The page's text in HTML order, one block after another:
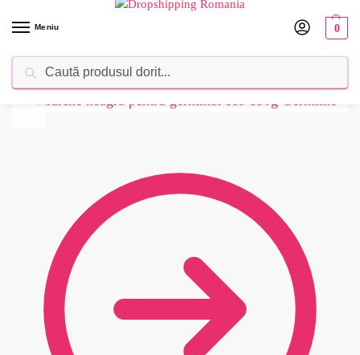
Meniu 0
Dropshipping Romania⚡ Furnizorul tău de produse